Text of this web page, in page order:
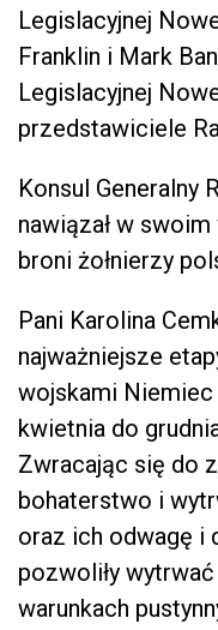
Legislacyjnej
Franklin i Mark
Legislacyjnej
przedstawiciele
Konsul Generalny
nawiązał w
broni żołnierzy
Pani Karolina
najważniejsze
wojskami Niemiec
kwietnia do
Zwracając się do
bohaterstwo i
oraz ich odwagę i
pozwoliły
warunkach